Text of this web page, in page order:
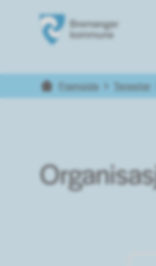
Du er her:Framside Tenester